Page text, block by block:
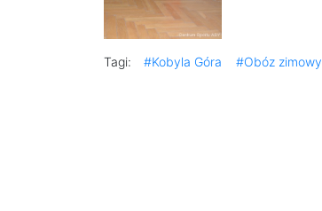
Tagi: #Kobyla Góra #Obóz zimowy